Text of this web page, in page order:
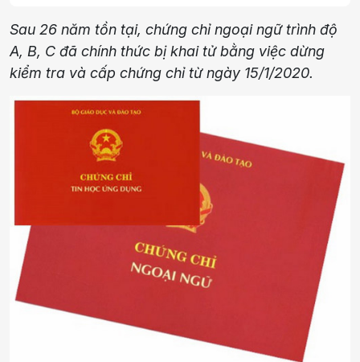
Sau 26 năm tồn tại, chứng chỉ ngoại ngữ trình độ
A, B, C đã chính thức bị khai tử bằng việc dừng
kiểm tra và cấp chứng chỉ từ ngày 15/1/2020.